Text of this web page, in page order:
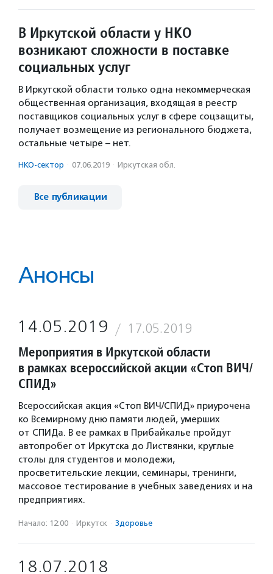
В Иркутской области у НКО
возникают сложности в поставке
социальных услуг
В Иркутской области только одна некоммерческая
общественная организация, входящая в реестр
поставщиков социальных услуг в сфере соцзащиты,
получает возмещение из регионального бюджета,
остальные четыре – нет.
НКО-сектор · 07.06.2019 · Иркутская обл.
Все публикации
Анонсы
14.05.2019 17.05.2019
Мероприятия в Иркутской области
в рамках всероссийской акции «Стоп ВИЧ/
СПИД»
Всероссийская акция «Стоп ВИЧ/СПИД» приурочена
ко Всемирному дню памяти людей, умерших
от СПИДа. В ее рамках в Прибайкалье пройдут
автопробег от Иркутска до Листвянки, круглые
столы для студентов и молодежи,
просветительские лекции, семинары, тренинги,
массовое тестирование в учебных заведениях и на
предприятиях.
Начало: 12:00 · Иркутск · Здоровье
18.07.2018